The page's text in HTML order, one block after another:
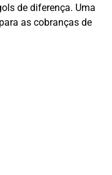
de diferença. Uma
as cobranças de